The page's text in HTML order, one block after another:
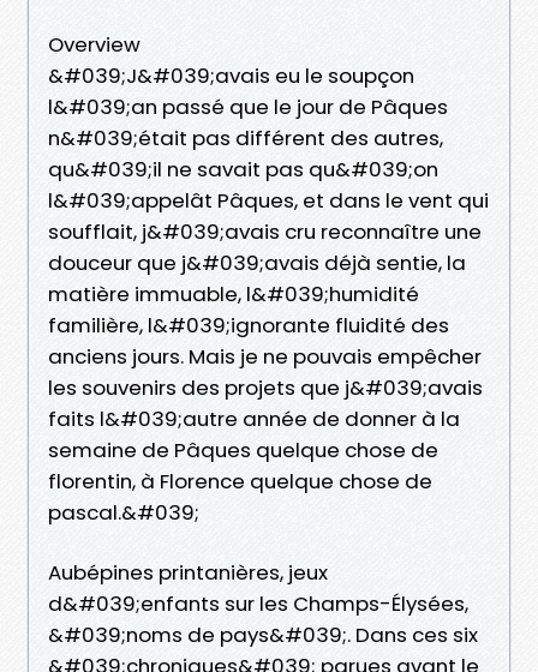
Overview
&#039;J&#039;avais eu le soupçon
l&#039;an passé que le jour de Pâques
n&#039;était pas différent des autres,
qu&#039;il ne savait pas qu&#039;on
l&#039;appelât Pâques, et dans le vent qui
soufflait, j&#039;avais cru reconnaître une
douceur que j&#039;avais déjà sentie, la
matière immuable, l&#039;humidité
familière, l&#039;ignorante fluidité des
anciens jours. Mais je ne pouvais empêcher
les souvenirs des projets que j&#039;avais
faits l&#039;autre année de donner à la
semaine de Pâques quelque chose de
florentin, à Florence quelque chose de
pascal.&#039;
Aubépines printanières, jeux
d&#039;enfants sur les Champs-Élysées,
&#039;noms de pays&#039;. Dans ces six
&#039;chroniques&#039; parues avant le